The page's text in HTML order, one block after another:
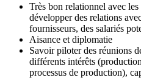
Très bon relationnel avec
développer des relations
fournisseurs, des salariés
Aisance et diplomatie
Savoir piloter des réunions
différents intérêts
processus de production),